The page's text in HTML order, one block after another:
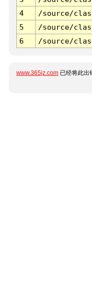
4
/source/
5
/source/
6
/source/
www.365jz.com 已经将此出